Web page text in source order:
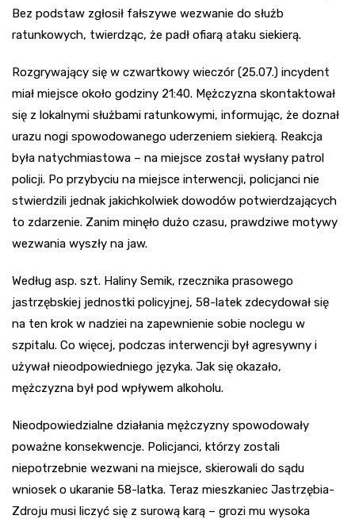
Bez podstaw zgłosił fałszywe wezwanie do służb
ratunkowych, twierdząc, że padł ofiarą ataku siekierą.
Rozgrywający się w czwartkowy wieczór (25.07.) incydent
miał miejsce około godziny 21:40. Mężczyzna skontaktował
się z lokalnymi służbami ratunkowymi, informując, że doznał
urazu nogi spowodowanego uderzeniem siekierą. Reakcja
była natychmiastowa – na miejsce został wysłany patrol
policji. Po przybyciu na miejsce interwencji, policjanci nie
stwierdzili jednak jakichkolwiek dowodów potwierdzających
to zdarzenie. Zanim minęło dużo czasu, prawdziwe motywy
wezwania wyszły na jaw.
Według asp. szt. Haliny Semik, rzecznika prasowego
jastrzębskiej jednostki policyjnej, 58-latek zdecydował się
na ten krok w nadziei na zapewnienie sobie noclegu w
szpitalu. Co więcej, podczas interwencji był agresywny i
używał nieodpowiedniego języka. Jak się okazało,
mężczyzna był pod wpływem alkoholu.
Nieodpowiedzialne działania mężczyzny spowodowały
poważne konsekwencje. Policjanci, którzy zostali
niepotrzebnie wezwani na miejsce, skierowali do sądu
wniosek o ukaranie 58-latka. Teraz mieszkaniec Jastrzębia-
Zdroju musi liczyć się z surową karą – grozi mu wysoka